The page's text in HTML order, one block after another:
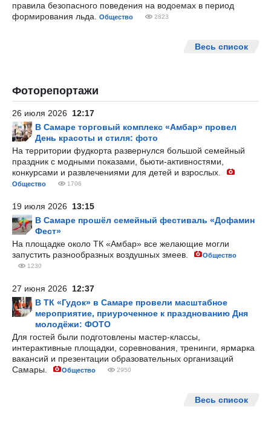
правила безопасного поведения на водоемах в период
формирования льда.
Общество 2823
Весь список
Фоторепортажи
26 июля 2026 12:17
В Самаре торговый комплекс «Амбар» провел
День красоты и стиля: фото
На территории фудкорта развернулся большой семейный
праздник с модными показами, бьюти-активностями,
конкурсами и развлечениями для детей и взрослых.
Общество 1706
19 июля 2026 13:15
В Самаре прошёл семейный фестиваль «Дофамин
Фест»
На площадке около ТК «Амбар» все желающие могли
запустить разнообразных воздушных змеев.
Общество
1230
27 июня 2026 12:37
В ТК «Гудок» в Самаре провели масштабное
мероприятие, приуроченное к празднованию Дня
молодёжи: ФОТО
Для гостей были подготовлены мастер-классы,
интерактивные площадки, соревнования, тренинги, ярмарка
вакансий и презентации образовательных организаций
Самары.
Общество 2950
Весь список